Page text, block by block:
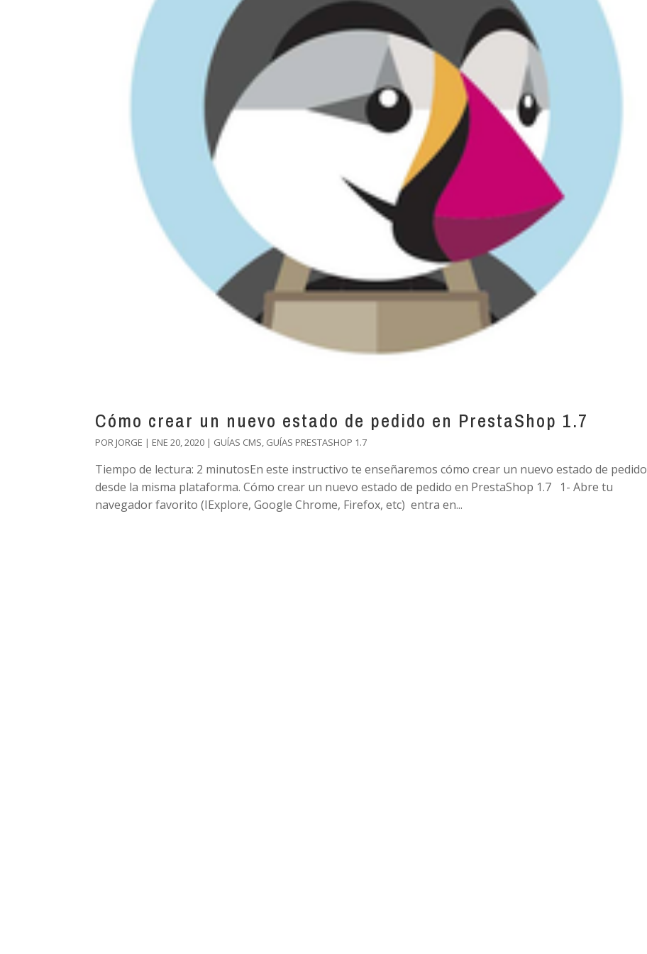
Cómo crear un nuevo estado de pedido en PrestaShop 1.7
POR JORGE | ENE 20, 2020 | GUÍAS CMS, GUÍAS PRESTASHOP 1.7
Tiempo de lectura: 2 minutosEn este instructivo te enseñaremos cómo crear un nuevo estado de pedido
desde la misma plataforma. Cómo crear un nuevo estado de pedido en PrestaShop 1.7 1- Abre tu
navegador favorito (IExplore, Google Chrome, Firefox, etc) entra en...